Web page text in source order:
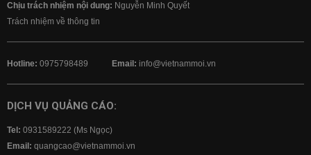
Chịu trách nhiệm nội dung: Nguyễn Minh Quyết
Trách nhiệm về thông tin
Hotline: 0975798489 Email: info@vietnammoi.vn
DỊCH VỤ QUẢNG CÁO:
Tel: 0931589222 (Ms Ngọc)
Email: quangcao@vietnammoi.vn